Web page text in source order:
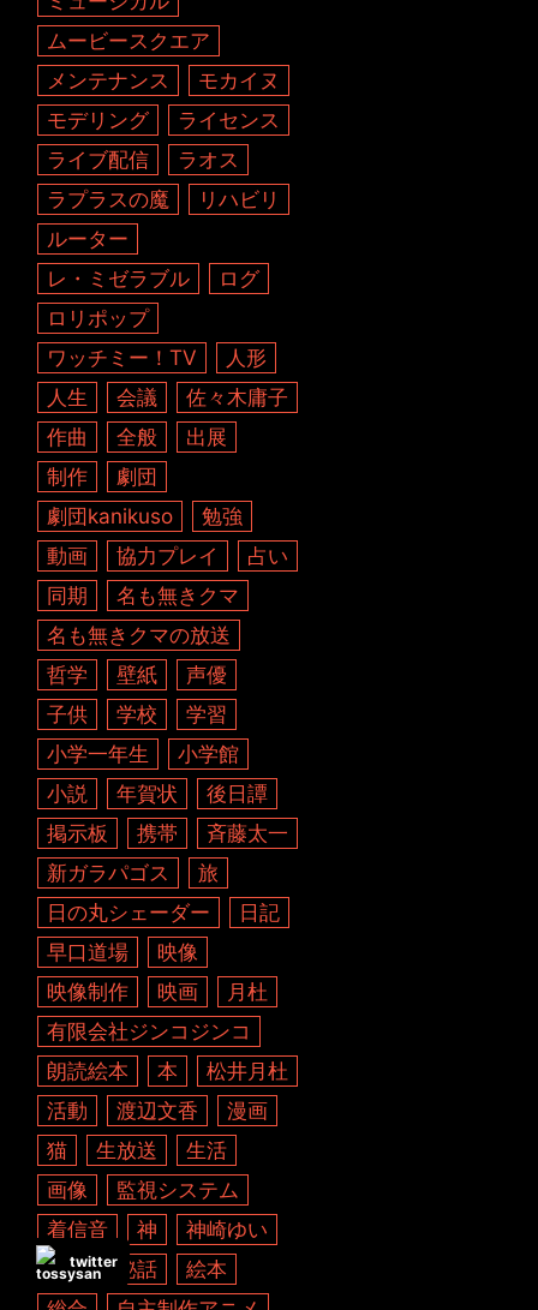
ムービースクエア
メンテナンス
モカイヌ
モデリング
ライセンス
ライブ配信
ラオス
ラプラスの魔
リハビリ
ルーター
レ・ミゼラブル
ログ
ロリポップ
ワッチミー！TV
人形
人生
会議
佐々木庸子
作曲
全般
出展
制作
劇団
劇団kanikuso
勉強
動画
協力プレイ
占い
同期
名も無きクマ
名も無きクマの放送
哲学
壁紙
声優
子供
学校
学習
小学一年生
小学館
小説
年賀状
後日譚
掲示板
携帯
斉藤太一
新ガラパゴス
旅
日の丸シェーダー
日記
早口道場
映像
映像制作
映画
月杜
有限会社ジンコジンコ
朗読絵本
本
松井月杜
活動
渡辺文香
漫画
猫
生放送
生活
画像
監視システム
着信音
神
神崎ゆい
秘密
秘話
絵本
twitter